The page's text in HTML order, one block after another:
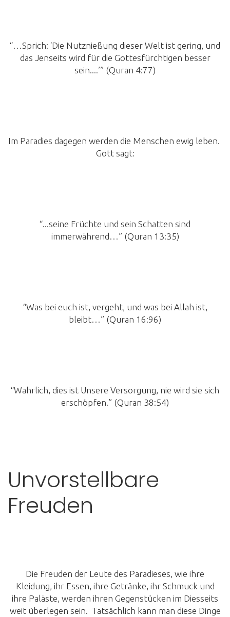
“…Sprich: ‘Die Nutznießung dieser Welt ist gering, und
das Jenseits wird für die Gottesfürchtigen besser
sein....’” (Quran 4:77)
Im Paradies dagegen werden die Menschen ewig leben.
Gott sagt:
“...seine Früchte und sein Schatten sind
immerwährend…” (Quran 13:35)
“Was bei euch ist, vergeht, und was bei Allah ist,
bleibt…” (Quran 16:96)
“Wahrlich, dies ist Unsere Versorgung, nie wird sie sich
erschöpfen.” (Quran 38:54)
Unvorstellbare
Freuden
Die Freuden der Leute des Paradieses, wie ihre
Kleidung, ihr Essen, ihre Getränke, ihr Schmuck und
ihre Paläste, werden ihren Gegenstücken im Diesseits
weit überlegen sein. Tatsächlich kann man diese Dinge